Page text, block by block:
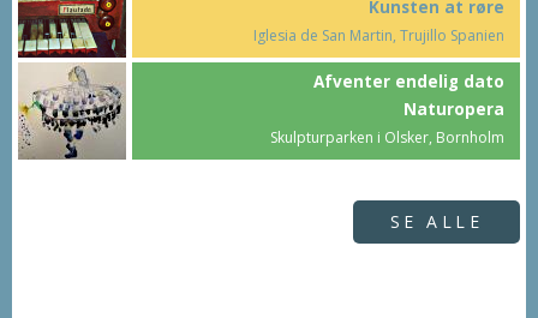
Kunsten at røre
Iglesia de San Martin, Trujillo Spanien
Afventer endelig dato
Naturopera
Skulpturparken i Olsker, Bornholm
SE ALLE